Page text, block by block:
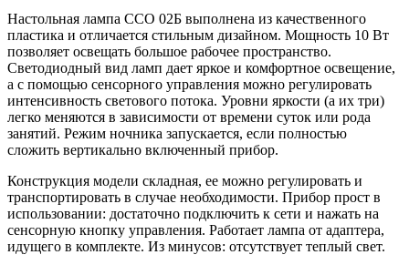
Настольная лампа ССО 02Б выполнена из качественного
пластика и отличается стильным дизайном. Мощность 10 Вт
позволяет освещать большое рабочее пространство.
Светодиодный вид ламп дает яркое и комфортное освещение,
а с помощью сенсорного управления можно регулировать
интенсивность светового потока. Уровни яркости (а их три)
легко меняются в зависимости от времени суток или рода
занятий. Режим ночника запускается, если полностью
сложить вертикально включенный прибор.
Конструкция модели складная, ее можно регулировать и
транспортировать в случае необходимости. Прибор прост в
использовании: достаточно подключить к сети и нажать на
сенсорную кнопку управления. Работает лампа от адаптера,
идущего в комплекте. Из минусов: отсутствует теплый свет.